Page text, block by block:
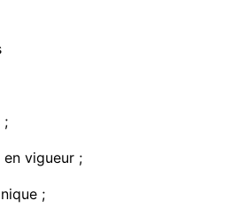
;
vigueur ;
;